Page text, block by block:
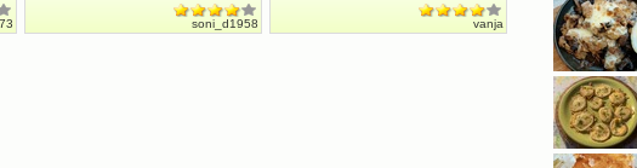
soni_d1958 vanja